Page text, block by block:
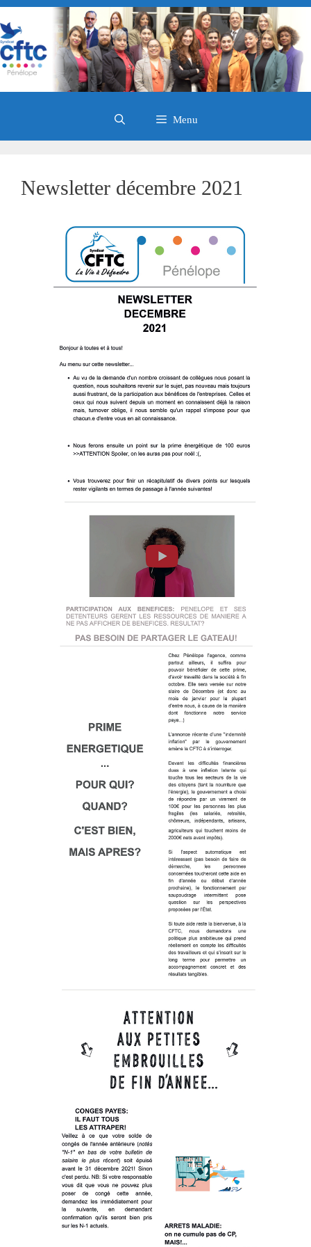
Aller
au
contenu
Menu
Newsletter décembre 2021